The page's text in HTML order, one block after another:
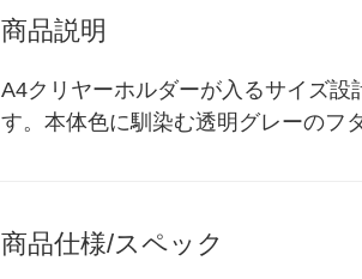
商品説明
A4クリヤーホルダーが入るサイズ
す。本体色に馴染む透明グレーのフ
商品仕様/スペック